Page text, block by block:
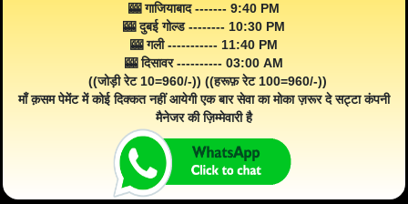
🎰 गाजियाबाद ------- 9:40 PM
🎰 दुबई गोल्ड -------- 10:30 PM
🎰 गली ----------- 11:40 PM
🎰 दिसावर ---------- 03:00 AM
((जोड़ी रेट 10=960/-)) ((हरूफ़ रेट 100=960/-))
माँ क़सम पेमेंट में कोई दिक्कत नहीं आयेगी एक बार सेवा का मोका ज़रूर दे सट्टा कंपनी
मैनेजर की ज़िम्मेवारी है